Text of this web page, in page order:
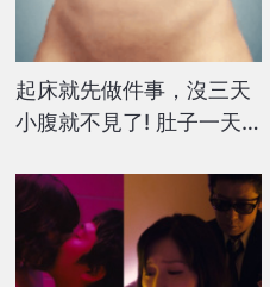
起床就先做件事，沒三天
小腹就不見了! 肚子一天